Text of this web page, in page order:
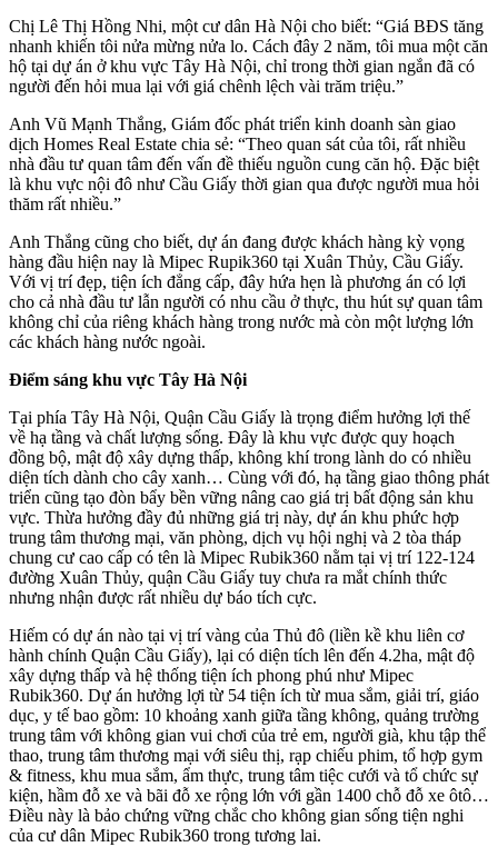
Chị Lê Thị Hồng Nhi, một cư dân Hà Nội cho biết: “Giá BĐS tăng
nhanh khiến tôi nửa mừng nửa lo. Cách đây 2 năm, tôi mua một căn
hộ tại dự án ở khu vực Tây Hà Nội, chỉ trong thời gian ngắn đã có
người đến hỏi mua lại với giá chênh lệch vài trăm triệu.”
Anh Vũ Mạnh Thắng, Giám đốc phát triển kinh doanh sàn giao
dịch Homes Real Estate chia sẻ: “Theo quan sát của tôi, rất nhiều
nhà đầu tư quan tâm đến vấn đề thiếu nguồn cung căn hộ. Đặc biệt
là khu vực nội đô như Cầu Giấy thời gian qua được người mua hỏi
thăm rất nhiều.”
Anh Thắng cũng cho biết, dự án đang được khách hàng kỳ vọng
hàng đầu hiện nay là Mipec Rupik360 tại Xuân Thủy, Cầu Giấy.
Với vị trí đẹp, tiện ích đẳng cấp, đây hứa hẹn là phương án có lợi
cho cả nhà đầu tư lẫn người có nhu cầu ở thực, thu hút sự quan tâm
không chỉ của riêng khách hàng trong nước mà còn một lượng lớn
các khách hàng nước ngoài.
Điểm sáng khu vực Tây Hà Nội
Tại phía Tây Hà Nội, Quận Cầu Giấy là trọng điểm hưởng lợi thế
về hạ tầng và chất lượng sống. Đây là khu vực được quy hoạch
đồng bộ, mật độ xây dựng thấp, không khí trong lành do có nhiều
diện tích dành cho cây xanh… Cùng với đó, hạ tầng giao thông phát
triển cũng tạo đòn bẩy bền vững nâng cao giá trị bất động sản khu
vực. Thừa hưởng đầy đủ những giá trị này, dự án khu phức hợp
trung tâm thương mại, văn phòng, dịch vụ hội nghị và 2 tòa tháp
chung cư cao cấp có tên là Mipec Rubik360 nằm tại vị trí 122-124
đường Xuân Thủy, quận Cầu Giấy tuy chưa ra mắt chính thức
nhưng nhận được rất nhiều dự báo tích cực.
Hiếm có dự án nào tại vị trí vàng của Thủ đô (liền kề khu liên cơ
hành chính Quận Cầu Giấy), lại có diện tích lên đến 4.2ha, mật độ
xây dựng thấp và hệ thống tiện ích phong phú như Mipec
Rubik360. Dự án hưởng lợi từ 54 tiện ích từ mua sắm, giải trí, giáo
dục, y tế bao gồm: 10 khoảng xanh giữa tầng không, quảng trường
trung tâm với không gian vui chơi của trẻ em, người già, khu tập thể
thao, trung tâm thương mại với siêu thị, rạp chiếu phim, tổ hợp gym
& fitness, khu mua sắm, ẩm thực, trung tâm tiệc cưới và tổ chức sự
kiện, hầm đỗ xe và bãi đỗ xe rộng lớn với gần 1400 chỗ đỗ xe ôtô…
Điều này là bảo chứng vững chắc cho không gian sống tiện nghi
của cư dân Mipec Rubik360 trong tương lai.